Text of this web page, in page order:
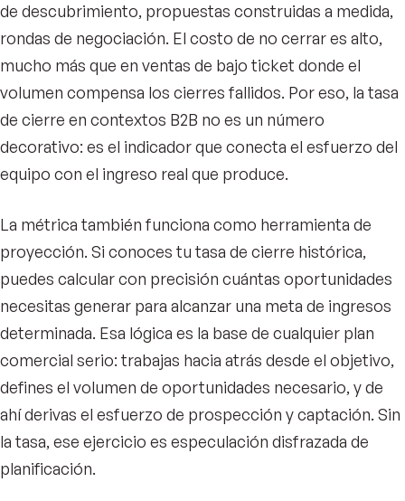
de descubrimiento, propuestas construidas a medida,
rondas de negociación. El costo de no cerrar es alto,
mucho más que en ventas de bajo ticket donde el
volumen compensa los cierres fallidos. Por eso, la tasa
de cierre en contextos B2B no es un número
decorativo: es el indicador que conecta el esfuerzo del
equipo con el ingreso real que produce.
La métrica también funciona como herramienta de
proyección. Si conoces tu tasa de cierre histórica,
puedes calcular con precisión cuántas oportunidades
necesitas generar para alcanzar una meta de ingresos
determinada. Esa lógica es la base de cualquier plan
comercial serio: trabajas hacia atrás desde el objetivo,
defines el volumen de oportunidades necesario, y de
ahí derivas el esfuerzo de prospección y captación. Sin
la tasa, ese ejercicio es especulación disfrazada de
planificación.